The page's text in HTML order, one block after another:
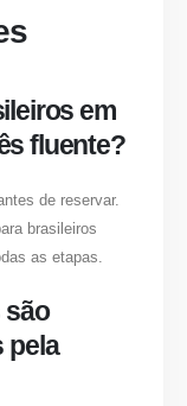
em
fluente?
de reservar.
brasileiros
as etapas.
são
pela